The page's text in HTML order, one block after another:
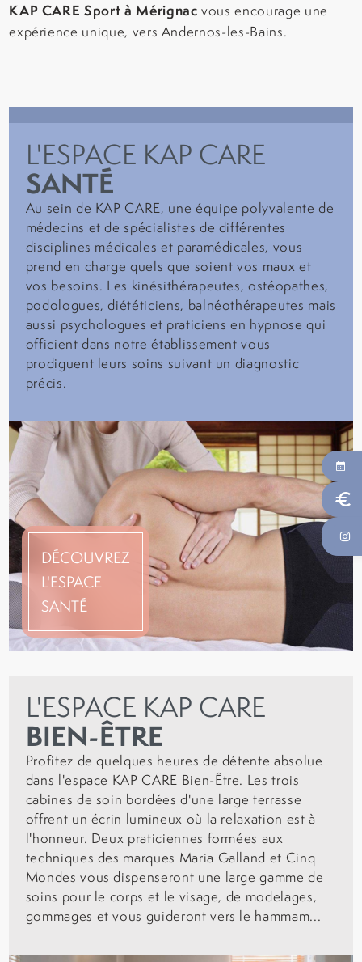
KAP CARE Sport à Mérignac vous encourage une
expérience unique, vers Andernos-les-Bains.
euro
L'ESPACE KAP CARE
SANTÉ
Au sein de KAP CARE, une équipe polyvalente de
médecins et de spécialistes de différentes
disciplines médicales et paramédicales, vous
prend en charge quels que soient vos maux et
vos besoins. Les kinésithérapeutes, ostéopathes,
podologues, diététiciens, balnéothérapeutes mais
aussi psychologues et praticiens en hypnose qui
officient dans notre établissement vous
prodiguent leurs soins suivant un diagnostic
précis.
DÉCOUVREZ
L'ESPACE
SANTÉ
L'ESPACE KAP CARE
BIEN-ÊTRE
Profitez de quelques heures de détente absolue
dans l'espace KAP CARE Bien-Être. Les trois
cabines de soin bordées d'une large terrasse
offrent un écrin lumineux où la relaxation est à
l'honneur. Deux praticiennes formées aux
techniques des marques Maria Galland et Cinq
Mondes vous dispenseront une large gamme de
soins pour le corps et le visage, de modelages,
gommages et vous guideront vers le hammam...